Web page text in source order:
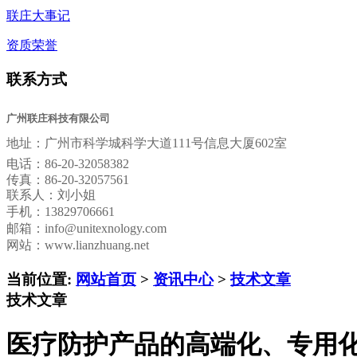
联庄大事记
资质荣誉
联系方式
广州联庄科技有限公司
地址： 广州市科学城科学大道111号信息大厦602室
电话： 86-20-32058382
传真： 86-20-32057561
联系人：刘小姐
手机：13829706661
邮箱： info@unitexnology.com
网站：www.lianzhuang.net
当前位置: 网站首页 > 资讯中心>技术文章
技术文章
医疗防护产品的高端化、专用